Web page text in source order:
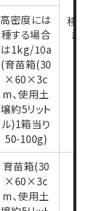
移植3
移植
高密度には
種する場合
は1kg/10a
(育苗箱(30
×60×3c
m、使用土
壌約5リット
ル)1箱当り
50-100g)
育苗箱(30
×60×3c
m、使用土